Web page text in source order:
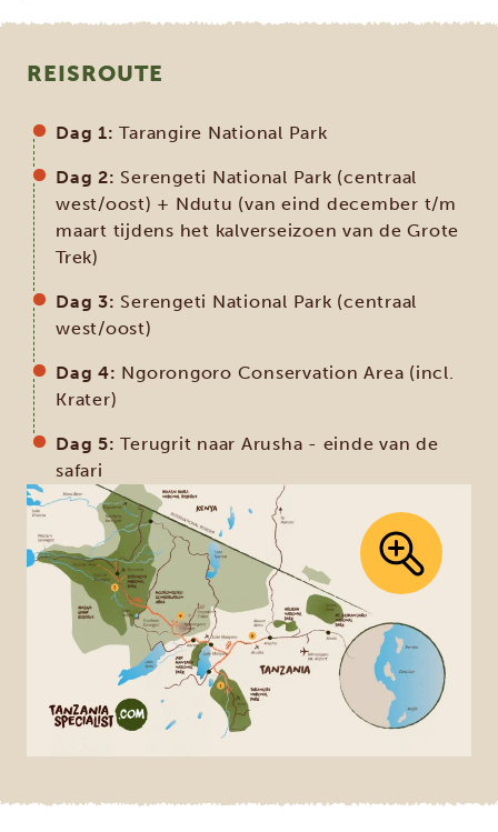
REISROUTE
Dag 1:Tarangire National Park
Dag 2: Serengeti National Park (centraal
west/oost) + Ndutu (van eind december t/m
maart tijdens het kalverseizoen van de Grote
Trek)
Dag 3: Serengeti National Park (centraal
west/oost)
Dag 4: Ngorongoro Conservation Area (incl.
Krater)
Dag 5:Terugrit naar Arusha - einde van de
safari